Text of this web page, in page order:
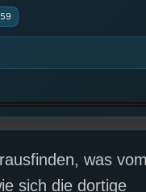
was
sich die dortige